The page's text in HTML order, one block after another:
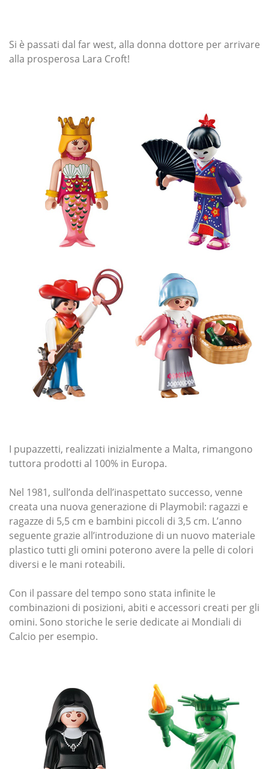
Si è passati dal far west, alla donna dottore per arrivare
alla prosperosa Lara Croft!
I pupazzetti, realizzati inizialmente a Malta, rimangono
tuttora prodotti al 100% in Europa.
Nel 1981, sull’onda dell’inaspettato successo, venne
creata una nuova generazione di Playmobil: ragazzi e
ragazze di 5,5 cm e bambini piccoli di 3,5 cm. L’anno
seguente grazie all’introduzione di un nuovo materiale
plastico tutti gli omini poterono avere la pelle di colori
diversi e le mani roteabili.
Con il passare del tempo sono stata infinite le
combinazioni di posizioni, abiti e accessori creati per gli
omini. Sono storiche le serie dedicate ai Mondiali di
Calcio per esempio.